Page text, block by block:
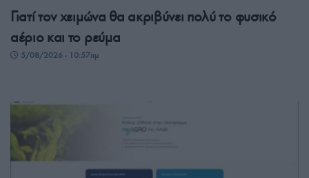
Γιατί τον χειμώνα θα ακριβύνει πολύ το φυσικό
αέριο και το ρεύμα
5/08/2026 - 10:57πμ